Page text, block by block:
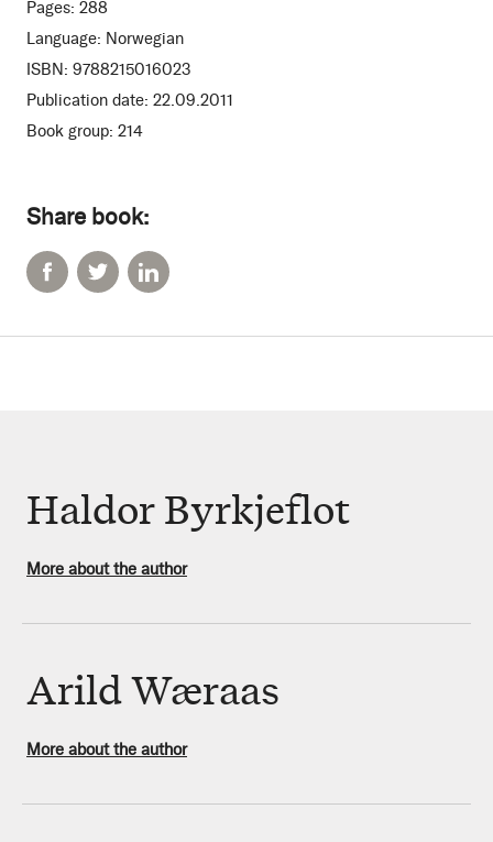
Share book:
Pages: 288
Language: Norwegian
ISBN: 9788215016023
Publication date: 22.09.2011
Book group: 214
Haldor Byrkjeflot
More about the author
Arild Wæraas
More about the author